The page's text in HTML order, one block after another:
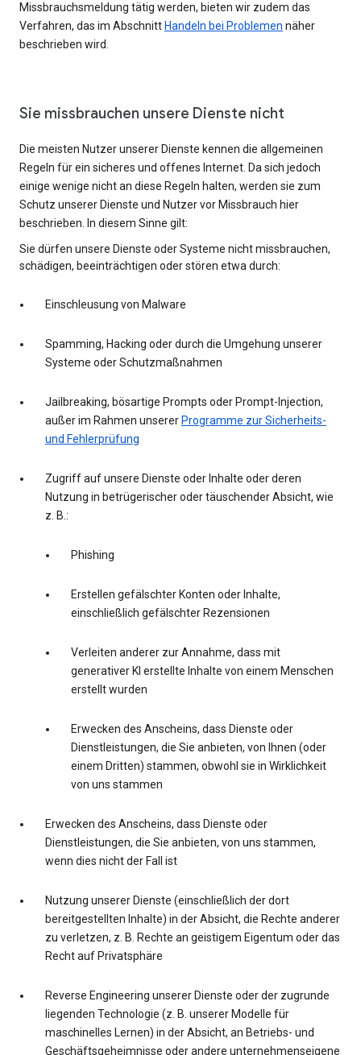
Missbrauchsmeldung tätig werden, bieten wir zudem das
Verfahren, das im Abschnitt Handeln bei Problemen näher
beschrieben wird.
Sie missbrauchen unsere Dienste nicht
Die meisten Nutzer unserer Dienste kennen die allgemeinen
Regeln für ein sicheres und offenes Internet. Da sich jedoch
einige wenige nicht an diese Regeln halten, werden sie zum
Schutz unserer Dienste und Nutzer vor Missbrauch hier
beschrieben. In diesem Sinne gilt:
Sie dürfen unsere Dienste oder Systeme nicht missbrauchen,
schädigen, beeinträchtigen oder stören etwa durch:
Einschleusung von Malware
Spamming, Hacking oder durch die Umgehung unserer
Systeme oder Schutzmaßnahmen
Jailbreaking, bösartige Prompts oder Prompt-Injection,
außer im Rahmen unserer Programme zur Sicherheits-
und Fehlerprüfung
Zugriff auf unsere Dienste oder Inhalte oder deren
Nutzung in betrügerischer oder täuschender Absicht, wie
z. B.:
Phishing
Erstellen gefälschter Konten oder Inhalte,
einschließlich gefälschter Rezensionen
Verleiten anderer zur Annahme, dass mit
generativer KI erstellte Inhalte von einem Menschen
erstellt wurden
Erwecken des Anscheins, dass Dienste oder
Dienstleistungen, die Sie anbieten, von Ihnen (oder
einem Dritten) stammen, obwohl sie in Wirklichkeit
von uns stammen
Erwecken des Anscheins, dass Dienste oder
Dienstleistungen, die Sie anbieten, von uns stammen,
wenn dies nicht der Fall ist
Nutzung unserer Dienste (einschließlich der dort
bereitgestellten Inhalte) in der Absicht, die Rechte anderer
zu verletzen, z. B. Rechte an geistigem Eigentum oder das
Recht auf Privatsphäre
Reverse Engineering unserer Dienste oder der zugrunde
liegenden Technologie (z. B. unserer Modelle für
maschinelles Lernen) in der Absicht, an Betriebs- und
Geschäftsgeheimnisse oder andere unternehmenseigene